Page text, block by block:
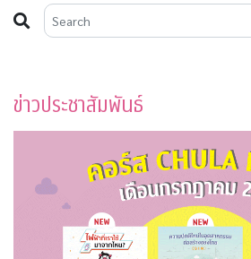
ข่าวประชาสัมพันธ์